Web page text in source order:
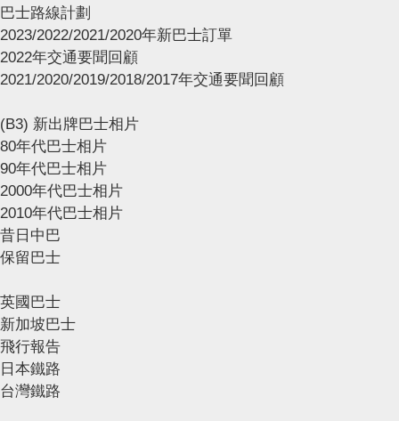
巴士路線計劃
2023/2022/2021/2020年新巴士訂單
2022年交通要聞回顧
2021/2020/2019/2018/2017年交通要聞回顧
(B3) 新出牌巴士相片
80年代巴士相片
90年代巴士相片
2000年代巴士相片
2010年代巴士相片
昔日中巴
保留巴士
英國巴士
新加坡巴士
飛行報告
日本鐵路
台灣鐵路